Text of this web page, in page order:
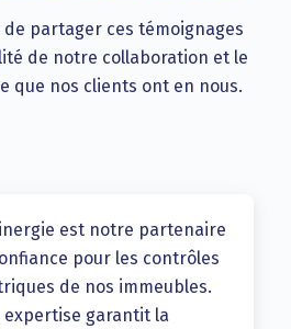
de partager ces témoignages
de notre collaboration et le
que nos clients ont en nous.
est notre partenaire
pour les contrôles
de nos immeubles.
expertise garantit la